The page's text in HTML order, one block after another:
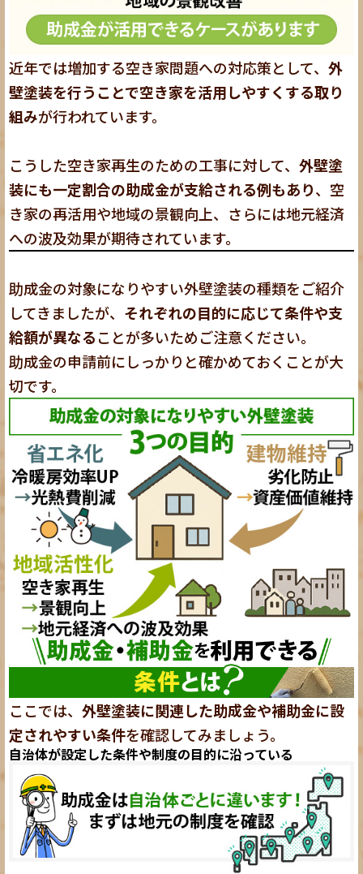
近年では増加する空き家問題への対応策として、外
壁塗装を行うことで空き家を活用しやすくする取り
組みが行われています。
こうした空き家再生のための工事に対して、外壁塗
装にも一定割合の助成金が支給される例もあり、空
き家の再活用や地域の景観向上、さらには地元経済
への波及効果が期待されています。
助成金の対象になりやすい外壁塗装の種類をご紹介
してきましたが、 それぞれの目的に応じて条件や支
給額が異なることが多いためご注意ください。
助成金の申請前にしっかりと確かめておくことが大
切です。
ここでは、外壁塗装に関連した助成金や補助金に設
定されやすい条件を確認してみましょう。
自治体が設定した条件や制度の目的に沿っている